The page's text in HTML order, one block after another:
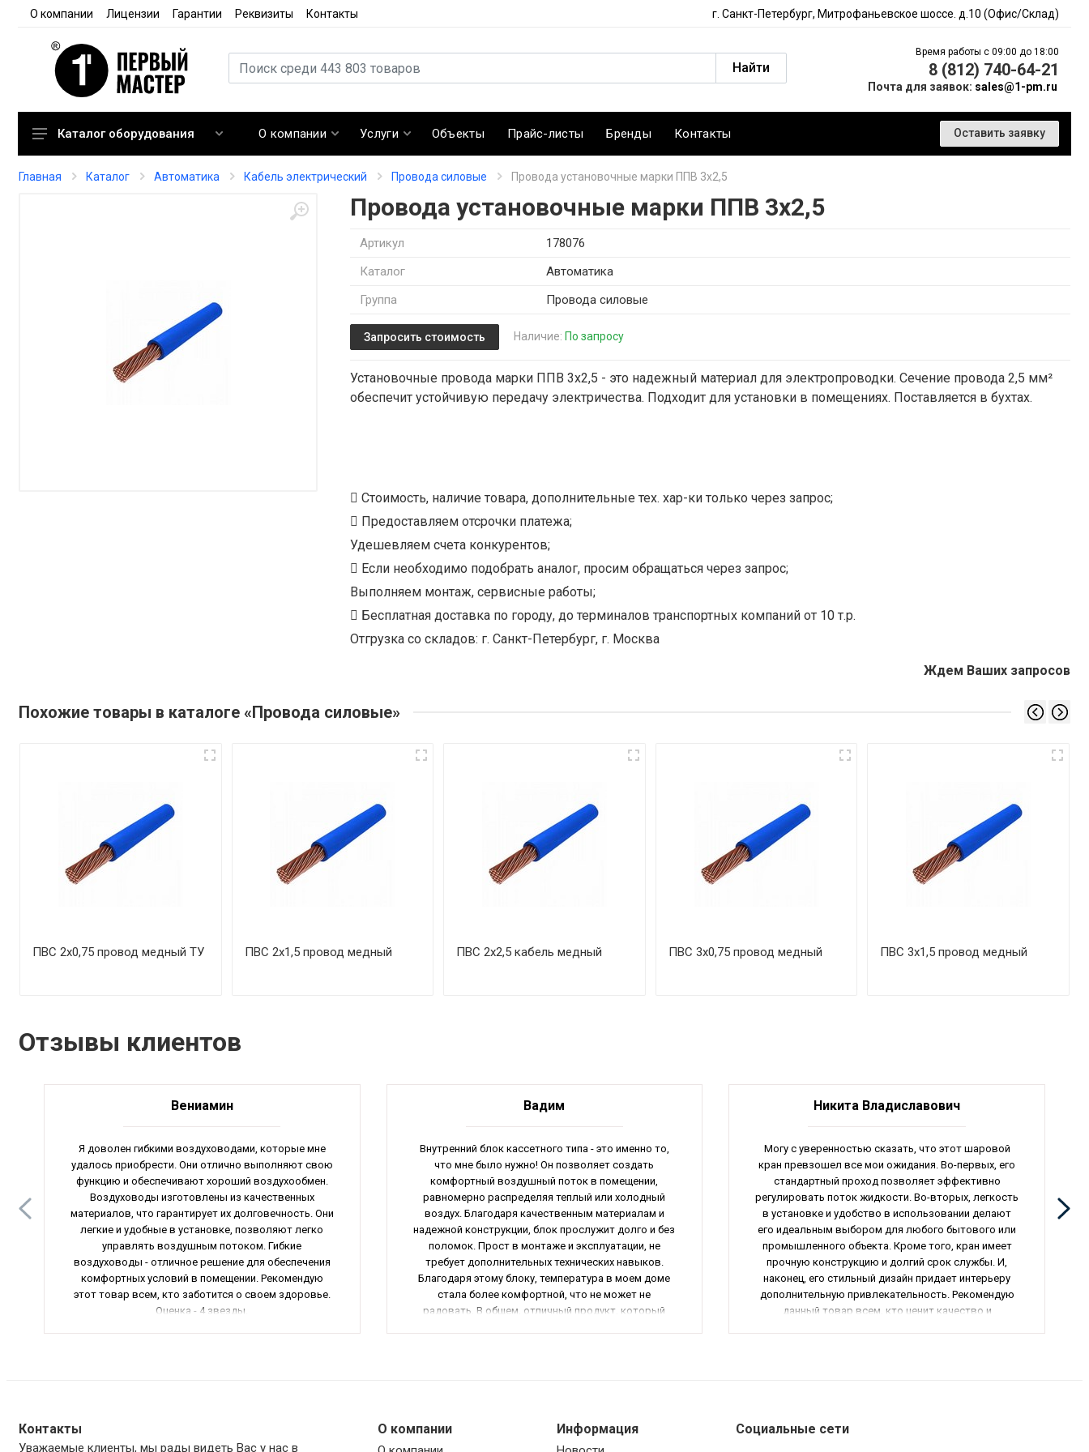
О компании Лицензии Гарантии Реквизиты Контакты г. Санкт-Петербург, Митрофаньевское шоссе. д.10 (Офис/Склад)
Найти
Время работы с 09:00 до 18:00
8 (812) 740-64-21
Почта для заявок: sales@1-pm.ru
Кондиционирование
Каталог оборудования О компании Услуги Объекты Прайс-листы Бренды Контакты Оставить заявку
Главная Каталог Автоматика Кабель электрический Провода силовые Провода установочные марки ППВ 3х2,5
Провода установочные марки ППВ 3х2,5
Артикул
178076
Каталог
Автоматика
Группа
Провода силовые
Запросить стоимость Наличие: По запросу
Установочные провода марки ППВ 3х2,5 - это надежный материал для электропроводки. Сечение провода 2,5 мм²
обеспечит устойчивую передачу электричества. Подходит для установки в помещениях. Поставляется в бухтах.
Стоимость, наличие товара, дополнительные тех. хар-ки только через запрос;
Предоставляем отсрочки платежа;
Удешевляем счета конкурентов;
Если необходимо подобрать аналог, просим обращаться через запрос;
Выполняем монтаж, сервисные работы;
Бесплатная доставка по городу, до терминалов транспортных компаний от 10 т.р.
Отгрузка со складов: г. Санкт-Петербург, г. Москва
Ждем Ваших запросов
Похожие товары в каталоге «Провода силовые»
ПВС 2х0,75 провод медный ТУ ПВС 2х1,5 провод медный ПВС 2х2,5 кабель медный ПВС 3х0,75 провод медный ПВС 3х1,5 провод медный
Отзывы клиентов
Вениамин
Я доволен гибкими воздуховодами, которые мне
удалось приобрести. Они отлично выполняют свою
функцию и обеспечивают хороший воздухообмен.
Воздуховоды изготовлены из качественных
материалов, что гарантирует их долговечность. Они
легкие и удобные в установке, позволяют легко
управлять воздушным потоком. Гибкие
воздуховоды - отличное решение для обеспечения
комфортных условий в помещении. Рекомендую
этот товар всем, кто заботится о своем здоровье.
Оценка - 4 звезды.
Вадим
Внутренний блок кассетного типа - это именно то,
что мне было нужно! Он позволяет создать
комфортный воздушный поток в помещении,
равномерно распределяя теплый или холодный
воздух. Благодаря качественным материалам и
надежной конструкции, блок прослужит долго и без
поломок. Прост в монтаже и эксплуатации, не
требует дополнительных технических навыков.
Благодаря этому блоку, температура в моем доме
стала более комфортной, что не может не
радовать. В общем, отличный продукт, который
Никита Владиславович
Могу с уверенностью сказать, что этот шаровой
кран превзошел все мои ожидания. Во-первых, его
стандартный проход позволяет эффективно
регулировать поток жидкости. Во-вторых, легкость
в установке и удобство в использовании делают
его идеальным выбором для любого бытового или
промышленного объекта. Кроме того, кран имеет
прочную конструкцию и долгий срок службы. И,
наконец, его стильный дизайн придает интерьеру
дополнительную привлекательность. Рекомендую
данный товар всем, кто ценит качество и
Контакты
Уважаемые клиенты, мы рады видеть Вас у нас в
О компании Информация Социальные сети